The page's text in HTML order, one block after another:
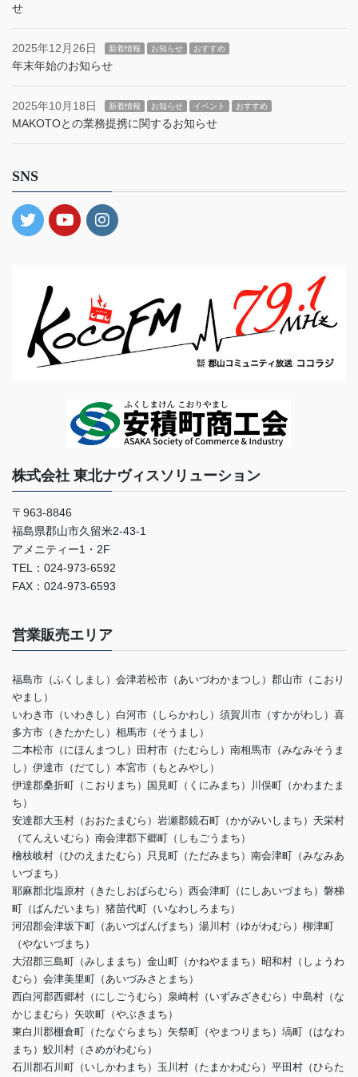
せ
2025年12月26日 新着情報 お知らせ おすすめ
年末年始のお知らせ
2025年10月18日 新着情報 お知らせ イベント おすすめ
MAKOTOとの業務提携に関するお知らせ
SNS
株式会社 東北ナヴィスソリューション
〒963-8846
福島県郡山市久留米2-43-1
アメニティー1・2F
TEL：024-973-6592
FAX：024-973-6593
営業販売エリア
福島市（ふくしまし）会津若松市（あいづわかまつし）郡山市（こおり
やまし）
いわき市（いわきし）白河市（しらかわし）須賀川市（すかがわし）喜
多方市（きたかたし）相馬市（そうまし）
二本松市（にほんまつし）田村市（たむらし）南相馬市（みなみそうま
し）伊達市（だてし）本宮市（もとみやし）
伊達郡桑折町（こおりまち）国見町（くにみまち）川俣町（かわまたま
ち）
安達郡大玉村（おおたまむら）岩瀬郡鏡石町（かがみいしまち）天栄村
（てんえいむら）南会津郡下郷町（しもごうまち）
檜枝岐村（ひのえまたむら）只見町（ただみまち）南会津町（みなみあ
いづまち）
耶麻郡北塩原村（きたしおばらむら）西会津町（にしあいづまち）磐梯
町（ばんだいまち）猪苗代町（いなわしろまち）
河沼郡会津坂下町（あいづばんげまち）湯川村（ゆがわむら）柳津町
（やないづまち）
大沼郡三島町（みしままち）金山町（かねやままち）昭和村（しょうわ
むら）会津美里町（あいづみさとまち）
西白河郡西郷村（にしごうむら）泉崎村（いずみざきむら）中島村（な
かじまむら）矢吹町（やぶきまち）
東白川郡棚倉町（たなぐらまち）矢祭町（やまつりまち）塙町（はなわ
まち）鮫川村（さめがわむら）
石川郡石川町（いしかわまち）玉川村（たまかわむら）平田村（ひらた